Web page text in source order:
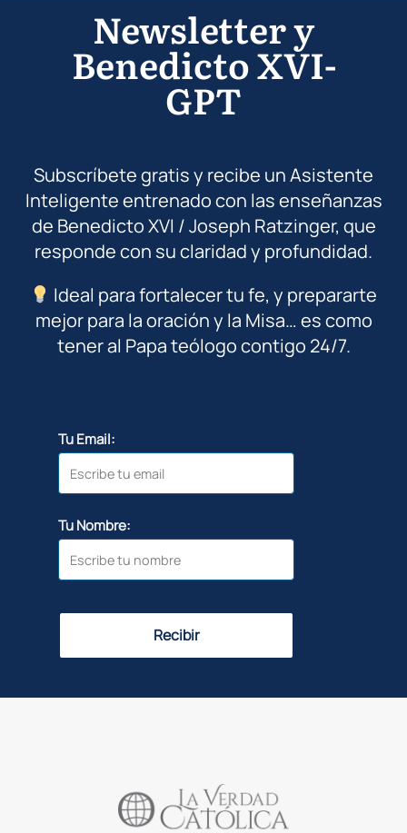
Newsletter y
Benedicto XVI-
GPT
Subscríbete gratis y recibe un Asistente
Inteligente entrenado con las enseñanzas
de Benedicto XVI / Joseph Ratzinger, que
responde con su claridad y profundidad.
Ideal para fortalecer tu fe, y prepararte
mejor para la oración y la Misa… es como
tener al Papa teólogo contigo 24/7.
Tu Email:
Tu Nombre:
Recibir